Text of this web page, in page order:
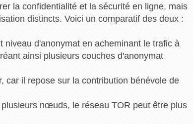
la confidentialité et la sécurité en ligne, mais
distincts. Voici un comparatif des deux :
niveau d'anonymat en acheminant le trafic à
ainsi plusieurs couches d'anonymat
car il repose sur la contribution bénévole de
nœuds, le réseau TOR peut être plus